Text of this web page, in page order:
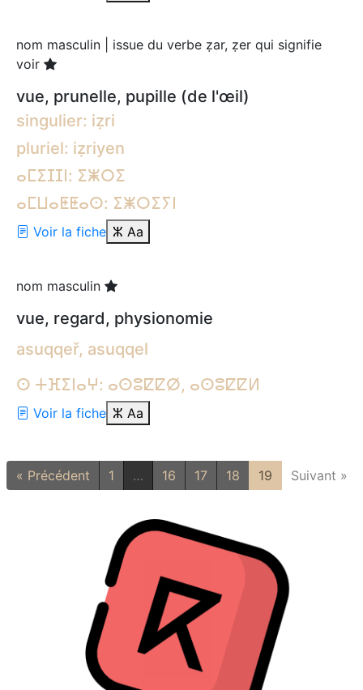
nom masculin | issue du verbe ẓar, ẓer qui signifie
voir
vue, prunelle, pupille (de l'œil)
singulier: iẓri
pluriel: iẓriyen
ⴰⵎⵉⵊⵊⵏ: ⵉⵥⵔⵉ
ⴰⵎⵡⴰⵟⵟⴰⵙ: ⵉⵥⵔⵉⵢⵏ
Voir la fiche ⵣ Aa
nom masculin
vue, regard, physionomie
asuqqeř, asuqqel
ⵙ ⵜⴼⵉⵏⴰⵖ: ⴰⵙⵓⵇⵇⵁ, ⴰⵙⵓⵇⵇⵍ
Voir la fiche ⵣ Aa
« Précédent 1 … 16 17 18 19 Suivant »